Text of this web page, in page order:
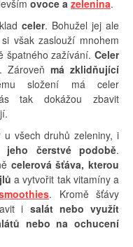
ovoce a zelenina.
celer. Bohužel jej ale
však zaslouží mnohem
špatného zažívání. Celer
. Zároveňmá zklidňující
složení má celer
tak dokážou zbavit
všech druhů zeleniny, i
čerstvé podobě.
celerová šťáva, kterou
a vytvořit tak vitamíny a
. Kromě šťávy
i salát nebo využít
nebo na ochucení